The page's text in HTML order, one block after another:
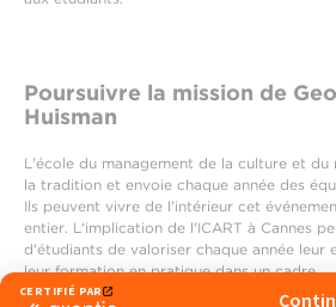
Poursuivre la mission de
Huisman
L'école du management de la culture et
la tradition et envoie chaque année des
Ils peuvent vivre de l'intérieur cet
entier. L'implication de l'ICART à Cannes
d'étudiants de valoriser chaque année leur
leur formation en pratique dans un cadre
prestigieux. L'effervescence du festival